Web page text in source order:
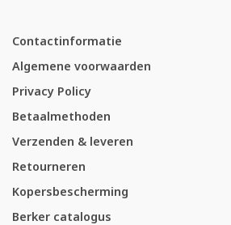
Contactinformatie
Algemene voorwaarden
Privacy Policy
Betaalmethoden
Verzenden & leveren
Retourneren
Kopersbescherming
Berker catalogus